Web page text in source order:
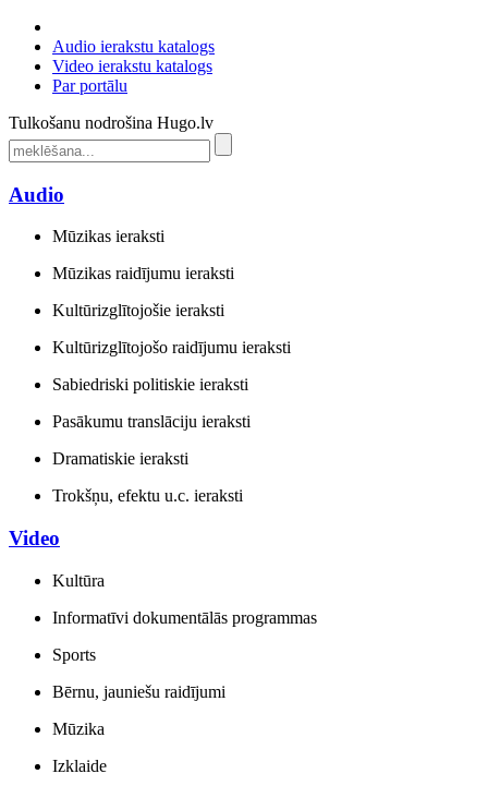
Audio ierakstu katalogs
Video ierakstu katalogs
Par portālu
Tulkošanu nodrošina Hugo.lv
Audio
Mūzikas ieraksti
Mūzikas raidījumu ieraksti
Kultūrizglītojošie ieraksti
Kultūrizglītojošo raidījumu ieraksti
Sabiedriski politiskie ieraksti
Pasākumu translāciju ieraksti
Dramatiskie ieraksti
Trokšņu, efektu u.c. ieraksti
Video
Kultūra
Informatīvi dokumentālās programmas
Sports
Bērnu, jauniešu raidījumi
Mūzika
Izklaide